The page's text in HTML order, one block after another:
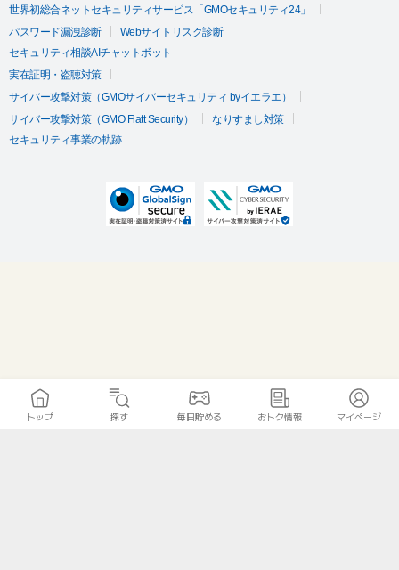
世界初総合ネットセキュリティサービス「GMOセキュリティ24」
パスワード漏洩診断
Webサイトリスク診断
セキュリティ相談AIチャットボット
実在証明・盗聴対策
サイバー攻撃対策（GMOサイバーセキュリティ byイエラエ）
サイバー攻撃対策（GMO Flatt Security）
なりすまし対策
セキュリティ事業の軌跡
トップ 探す 毎日貯める おトク情報 マイページ